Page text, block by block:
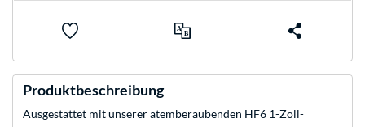
Produktbeschreibung
Ausgestattet mit unserer atemberaubenden HF6 1-Zoll-